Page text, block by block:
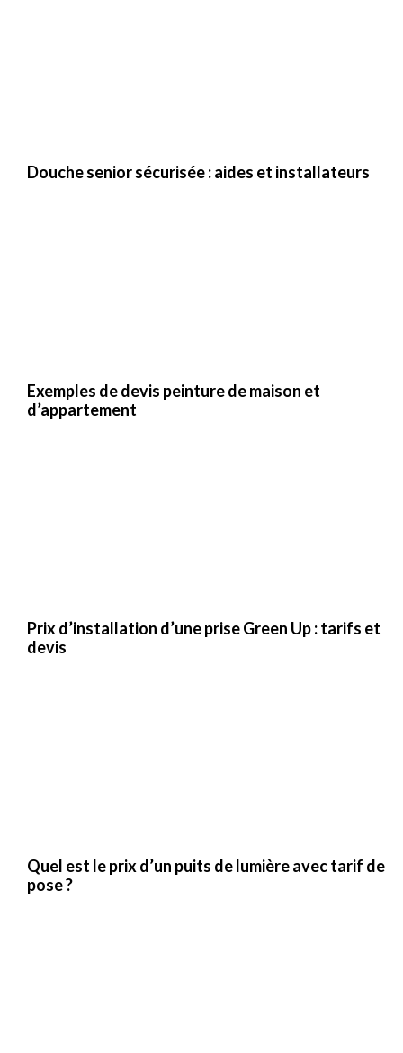
Douche senior sécurisée : aides et installateurs
Exemples de devis peinture de maison et
d’appartement
Prix d’installation d’une prise Green Up : tarifs et
devis
Quel est le prix d’un puits de lumière avec tarif de
pose ?